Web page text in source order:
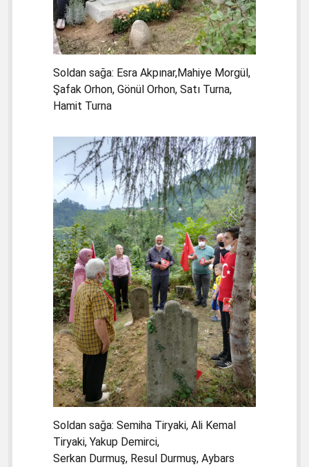
Soldan sağa: Esra Akpınar,Mahiye Morgül,
Şafak Orhon, Gönül Orhon, Satı Turna,
Hamit Turna
Soldan sağa: Semiha Tiryaki, Ali Kemal
Tiryaki, Yakup Demirci,
Serkan Durmuş, Resul Durmuş, Aybars